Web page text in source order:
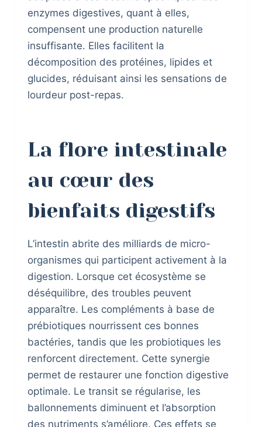
enzymes digestives, quant à elles,
compensent une production naturelle
insuffisante. Elles facilitent la
décomposition des protéines, lipides et
glucides, réduisant ainsi les sensations de
lourdeur post-repas.
La flore intestinale
au cœur des
bienfaits digestifs
L’intestin abrite des milliards de micro-
organismes qui participent activement à la
digestion. Lorsque cet écosystème se
déséquilibre, des troubles peuvent
apparaître. Les compléments à base de
prébiotiques nourrissent ces bonnes
bactéries, tandis que les probiotiques les
renforcent directement. Cette synergie
permet de restaurer une fonction digestive
optimale. Le transit se régularise, les
ballonnements diminuent et l’absorption
des nutriments s’améliore. Ces effets se